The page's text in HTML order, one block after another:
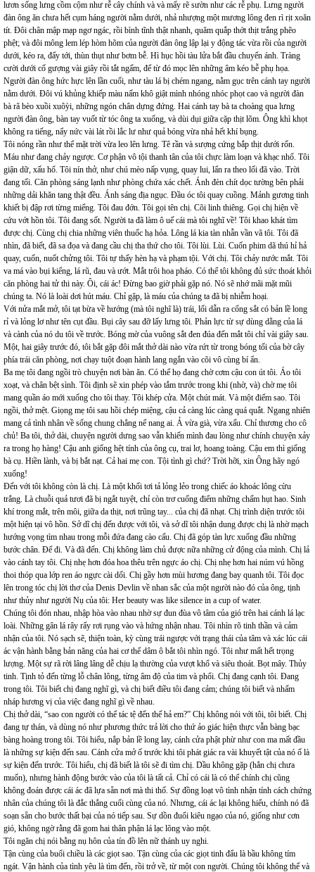
lươn sống lưng cồm cộm như rễ cây chính và và mấy rẽ sườn như các rễ phụ. Lưng người
đàn ông ăn chưa hết cụm háng người nằm dưới, nhả nhượng một mương lông đen rì rịt xoăn
tít. Đôi chân mập mạp ngơ ngác, rồi bình tĩnh thật nhanh, quăm quắp thớt thịt trắng phẽo
phệt; và đôi mông lem lép hòm hõm của người đàn ông lập lại y động tác vừa rồi của người
dưới, kéo ra, đẩy tới, thùn thụt như bơm bễ. Hì hục hồi tàu lửa bắt đầu chuyển ánh. Tràng
cười dưới cố gượng vài giây rồi tắt ngấm, để từ đó mọc lên những âm kéo bễ phụ họa.
Người đàn ông hức hực lên lần cuối, như tàu lá bị chém ngang, nằm gục trên cánh tay người
nằm dưới. Đôi vú khủng khiếp màu nấm khô giật mình nhóng nhóc phọt cao và người đàn
bà rã bèo xuồi xuôỳi, những ngón chân dựng đứng. Hai cánh tay bà ta choàng qua lưng
người đàn ông, bàn tay vuốt từ tóc ông ta xuống, và dùi dụi giữa cặp thịt lõm. Ông khì khọt
không ra tiếng, nẩy nức vài lát rồi lắc lư như quả bóng vừa nhả hết khí bụng.
Tôi nóng rần như thể mặt trời vừa leo lên lưng. Tê rần và sượng cứng bắp thịt dưới rốn.
Máu như đang chảy ngược. Cơ phận vô tội thanh tân của tôi chực làm loạn và khạc nhổ. Tôi
giận dữ, xấu hổ. Tôi nín thở, như chú mèo nấp vụng, quay lui, lẩn ra theo lối đã vào. Trời
đang tối. Căn phòng sáng lạnh như phòng chứa xác chết. Ánh đèn chít dọc tường bên phải
những dải khăn tang thật đều. Ánh sáng địa ngục. Đầu óc tôi quay cuồng. Mảnh gương tinh
khiết bị đập rơi từng miểng. Tôi đau đớn. Tôi gọi tên chị. Cõi linh thiêng. Gọi chị hiện về
cứu vớt hồn tôi. Tôi đang sốt. Người ta đã làm ô uế cái mà tôi nghĩ về! Tôi khao khát tìm
được chị. Cùng chị chia những viên thuốc hạ hỏa. Lông lá kia tàn nhẫn vần vã tôi. Tôi đã
nhìn, đã biết, đã sa đọa và đang cầu chị tha thứ cho tôi. Tôi lùi. Lùi. Cuốn phim dã thú hỉ hả
quay, cuốn, nuốt chửng tôi. Tôi tự thấy hèn hạ và phạm tội. Với chị. Tôi chảy nước mắt. Tôi
va má vào bụi kiểng, lá rũ, đau và ướt. Mắt trôi hoa pháo. Có thể tôi không đủ sức thoát khỏi
căn phòng hai tử thi này. Ôi, cái ác! Đừng bao giờ phải gặp nó. Nó sẽ nhớ mãi mặt mũi
chúng ta. Nó là loài dơi hút máu. Chỉ gặp, là máu của chúng ta đã bị nhiễm hoại.
Với nửa mắt mở, tôi tạt bừa về hướng (mà tôi nghĩ là) trái, lối dẫn ra cổng sắt có bản lề long
rỉ và lỏng lơ như tên cụt đầu. Bụi cây sau đỡ lấy lưng tôi. Phản lực từ sự dùng dằng của lá
và cành của nó du tôi về trước. Bóng mờ của vuông sắt đen đúa đến mắt tôi chỉ vài giây sau.
Một, hai giây trước đó, tôi bắt gặp đôi mắt thở dài nào vừa rứt từ trong bóng tối của bờ cây
phía trái căn phòng, nơi chạy tuột đoạn hành lang ngắn vào cõi vô cùng bí ẩn.
Ba mẹ tôi đang ngồi trò chuyện nơi bàn ăn. Có thể họ đang chờ cơm cậu con út tôi. Áo tôi
xoạt, và chân bệt sình. Tôi định sẽ xin phép vào tắm trước trong khi (nhờ, và) chờ mẹ tôi
mang quần áo mới xuống cho tôi thay. Tôi khép cửa. Một chút mát. Và một điểm sao. Tôi
ngồi, thở mệt. Giọng mẹ tôi sau hồi chép miệng, cậu cả càng lúc càng quá quắt. Ngang nhiên
mang cả tình nhân về sống chung chẳng nể nang ai. Ả vừa già, vừa xấu. Chỉ thương cho cô
chủ! Ba tôi, thở dài, chuyện người dưng sao vẫn khiến mình đau lòng như chính chuyện xảy
ra trong họ hàng! Cậu anh giống hệt tính của ông cụ, trai lơ, hoang toàng. Cậu em thì giống
bà cụ. Hiền lành, và bị bắt nạt. Cả hai mẹ con. Tội tình gì chứ? Trời hỡi, xin Ông hãy ngó
xuống!
Đến với tôi không còn là chị. Là một khối tơi tả lỏng lẻo trong chiếc áo khoác lông cừu
trắng. Là chuỗi quả tươi đã bị ngắt tuyệt, chỉ còn trơ cuống điểm những chấm hụt hao. Sinh
khí trong mắt, trên môi, giữa da thịt, nơi trũng tay... của chị đã nhạt. Chị trình diện trước tôi
một hiện tại vô hồn. Sở dĩ chị đến được với tôi, và sở dĩ tôi nhận dung được chị là nhờ mạch
hướng vọng tìm nhau trong mỗi đứa đang cào cấu. Chị đã góp tàn lực xuống đầu những
bước chân. Để đi. Và đã đến. Chị không làm chủ được nữa những cử động của mình. Chị lả
vào cánh tay tôi. Chị nhẹ hơn đóa hoa thêu trên ngực áo chị. Chị nhẹ hơn hai núm vú hồng
thoi thóp qua lớp ren áo ngực cài dối. Chị gầy hơn mùi hương đang bay quanh tôi. Tôi đọc
lên trong tóc chị lời thơ của Denis Devlin về nhan sắc của một người nào đó của ông, tịnh
như thủy như người Nụ của tôi: Her beauty was like silence in a cup of water.
Chúng tôi đón nhau, nhập hòa vào nhau nhờ sự đun đùa vô tâm của gió trên hai cánh lá lạc
loài. Những gân lá rây rẩy rơi rụng vào và hứng nhận nhau. Tôi nhìn rõ tinh thần và cảm
nhận của tôi. Nó sạch sẽ, thiện toàn, kỳ cùng trái ngược với trạng thái của tâm và xác lúc cái
ác vận hành bằng bản năng của hai cơ thể dâm ô bắt tôi nhìn ngó. Tôi như mất hết trọng
lượng. Một sự rã rời lâng lâng dễ chịu lạ thường của vượt khổ và siêu thoát. Bọt mây. Thủy
tinh. Tịnh tỏ đến từng lỗ chân lông, từng âm độ của tim và phổi. Chị đang cạnh tôi. Đang
trong tôi. Tôi biết chị đang nghĩ gì, và chị biết điều tôi đang cảm; chúng tôi biết và nhấm
nháp hương vị của việc đang nghĩ gì về nhau.
Chị thở dài, “sao con người có thể tác tệ đến thế hả em?” Chị không nói với tôi, tôi biết. Chị
đang tự thán, và dùng nó như phương thức trả lời cho thứ ảo giác hiện thực vẫn bàng bạc
bàng hoàng trong tôi. Tôi hiểu, nắp bản lề long lay, cánh cửa phật phừ như con ma mất đầu
là những sự kiện đến sau. Cánh cửa mở ố trước khi tôi phát giác ra vài khuyết tật của nó ố là
sự kiện đến trước. Tôi hiểu, chị đã biết là tôi sẽ đi tìm chị. Dầu không gặp (hẳn chị chưa
muốn), nhưng hành động bước vào của tôi là tất cả. Chỉ có cái là có thể chính chị cũng
không đoán được cái ác đã lựa sẵn nơi mà thi thố. Sự đồng loạt vô tình nhận tính cách chứng
nhân của chúng tôi là đắc thắng cuối cùng của nó. Nhưng, cái ác lại không hiểu, chính nó đã
soạn sẵn cho bước thất bại của nó tiếp sau. Sự dồn đuổi kiêu ngạo của nó, giống như cơn
gió, không ngờ rằng đã gom hai thân phận lá lạc lõng vào một.
Tôi ngăn chị nói bằng nụ hôn của tín đồ lên nữ thánh uy nghi.
Tận cùng của buổi chiều là các giọt sao. Tận cùng của các giọt tinh đẩu là bầu không tím
ngát. Vận hành của tình yêu là tìm đến, rồi trở về, từ một con người. Chúng tôi không thể và